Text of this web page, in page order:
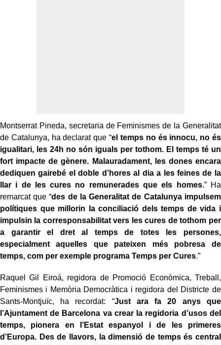
Montserrat Pineda, secretaria de Feminismes de la Generalitat
de Catalunya, ha declarat que “el temps no és innocu, no és
igualitari, les 24h no són iguals per tothom. El temps té un
fort impacte de gènere. Malauradament, les dones encara
dediquen gairebé el doble d’hores al dia a les feines de la
llar i de les cures no remunerades que els homes.” Ha
remarcat que “des de la Generalitat de Catalunya impulsem
polítiques que millorin la conciliació dels temps de vida i
impulsin la corresponsabilitat vers les cures de tothom per
a garantir el dret al temps de totes les persones,
especialment aquelles que pateixen més pobresa de
temps, com per exemple programa Temps per Cures.”
Raquel Gil Eiroá, regidora de Promoció Econòmica, Treball,
Feminismes i Memòria Democràtica i regidora del Districte de
Sants-Montjuïc, ha recordat: “Just ara fa 20 anys que
l’Ajuntament de Barcelona va crear la regidoria d’usos del
temps, pionera en l’Estat espanyol i de les primeres
d’Europa. Des de llavors, la dimensió de temps és central